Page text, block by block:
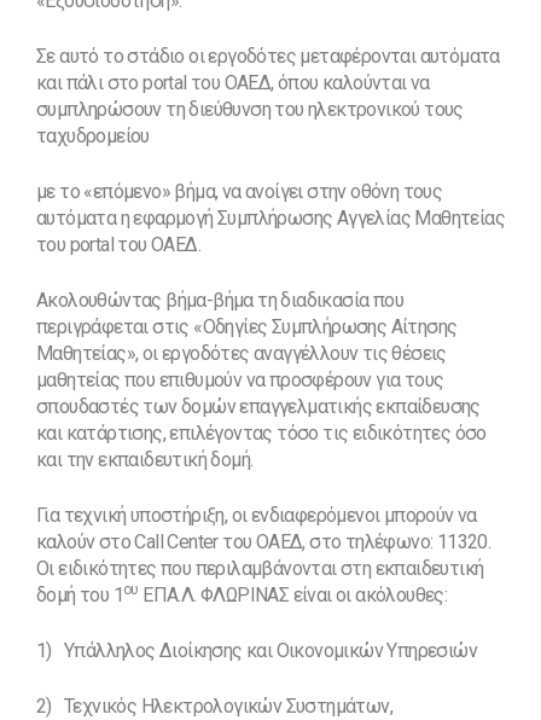
Σε αυτό το στάδιο οι εργοδότες μεταφέρονται αυτόματα
και πάλι στο portal του ΟΑΕΔ, όπου καλούνται να
συμπληρώσουν τη διεύθυνση του ηλεκτρονικού τους
ταχυδρομείου
με το «επόμενο» βήμα, να ανοίγει στην οθόνη τους
αυτόματα η εφαρμογή Συμπλήρωσης Αγγελίας Μαθητείας
του portal του ΟΑΕΔ.
Ακολουθώντας βήμα-βήμα τη διαδικασία που
περιγράφεται στις «Οδηγίες Συμπλήρωσης Αίτησης
Μαθητείας», οι εργοδότες αναγγέλλουν τις θέσεις
μαθητείας που επιθυμούν να προσφέρουν για τους
σπουδαστές των δομών επαγγελματικής εκπαίδευσης
και κατάρτισης, επιλέγοντας τόσο τις ειδικότητες όσο
και την εκπαιδευτική δομή.
Για τεχνική υποστήριξη, οι ενδιαφερόμενοι μπορούν να
καλούν στο Call Center του ΟΑΕΔ, στο τηλέφωνο: 11320.
Οι ειδικότητες που περιλαμβάνονται στη εκπαιδευτική
δομή του 1 ου ΕΠΑ.Λ. ΦΛΩΡΙΝΑΣ είναι οι ακόλουθες:
1) Υπάλληλος Διοίκησης και Οικονομικών Υπηρεσιών
2) Τεχνικός Ηλεκτρολογικών Συστημάτων,